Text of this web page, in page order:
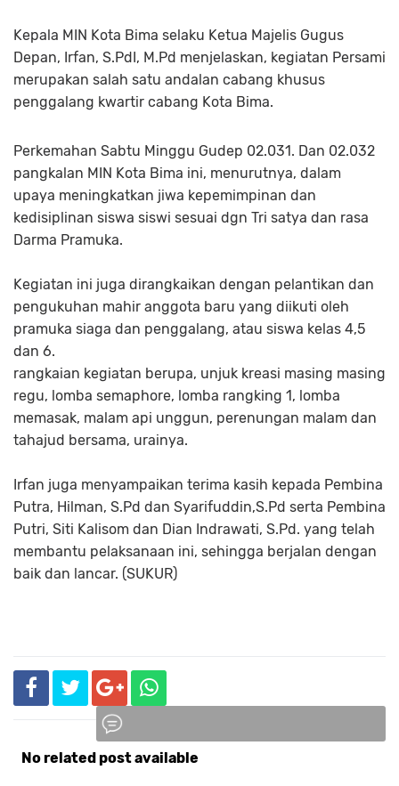
Kepala MIN Kota Bima selaku Ketua Majelis Gugus
Depan, Irfan, S.PdI, M.Pd menjelaskan, kegiatan Persami
merupakan salah satu andalan cabang khusus
penggalang kwartir cabang Kota Bima.
Perkemahan Sabtu Minggu Gudep 02.031. Dan 02.032
pangkalan MIN Kota Bima ini, menurutnya, dalam
upaya meningkatkan jiwa kepemimpinan dan
kedisiplinan siswa siswi sesuai dgn Tri satya dan rasa
Darma Pramuka.
Kegiatan ini juga dirangkaikan dengan pelantikan dan
pengukuhan mahir anggota baru yang diikuti oleh
pramuka siaga dan penggalang, atau siswa kelas 4,5
dan 6.
rangkaian kegiatan berupa, unjuk kreasi masing masing
regu, lomba semaphore, lomba rangking 1, lomba
memasak, malam api unggun, perenungan malam dan
tahajud bersama, urainya.
Irfan juga menyampaikan terima kasih kepada Pembina
Putra, Hilman, S.Pd dan Syarifuddin,S.Pd serta Pembina
Putri, Siti Kalisom dan Dian Indrawati, S.Pd. yang telah
membantu pelaksanaan ini, sehingga berjalan dengan
baik dan lancar. (SUKUR)
No related post available